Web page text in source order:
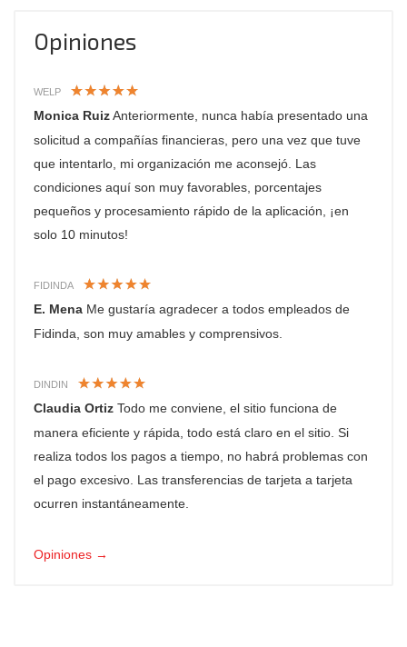
Opiniones
WELP
Monica RuizAnteriormente, nunca había presentado una
solicitud a compañías financieras, pero una vez que tuve
que intentarlo, mi organización me aconsejó. Las
condiciones aquí son muy favorables, porcentajes
pequeños y procesamiento rápido de la aplicación, ¡en
solo 10 minutos!
FIDINDA
E. Mena Me gustaría agradecer a todos empleados de
Fidinda, son muy amables y comprensivos.
DINDIN
Claudia Ortiz Todo me conviene, el sitio funciona de
manera eficiente y rápida, todo está claro en el sitio. Si
realiza todos los pagos a tiempo, no habrá problemas con
el pago excesivo. Las transferencias de tarjeta a tarjeta
ocurren instantáneamente.
Opiniones →